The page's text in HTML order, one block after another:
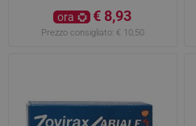
ora € 8,93
Prezzo consigliato: € 10,50